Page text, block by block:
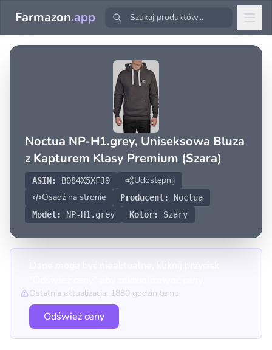
Farmazon.app
Noctua NP-H1.grey, Uniseksowa Bluza
z Kapturem Klasy Premium (Szara)
ASIN: B084X5XFJ9
Udostępnij
Osadź na stronie
Producent:
Noctua
Model:
NP-H1.grey Kolor: Szary
Ostatnia aktualizacja: 1880 godzin temu
Odśwież ceny